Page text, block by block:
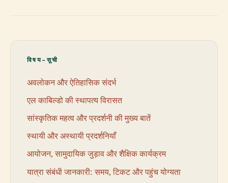
विषय-सूची
अवलोकन और ऐतिहासिक संदर्भ
एल काबिल्डो की स्थापत्य विरासत
सांस्कृतिक महत्व और प्रदर्शनी की मुख्य बातें
स्थायी और अस्थायी प्रदर्शनियाँ
आयोजन, सामुदायिक जुड़ाव और शैक्षिक कार्यक्रम
यात्रा संबंधी जानकारी: समय, टिकट और पहुंच योग्यता